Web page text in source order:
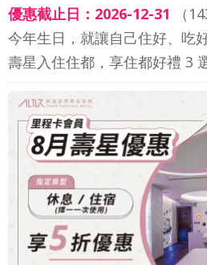
優惠截止日：2026-12-31 （
今年生日，就讓自己住好、吃
壽星入住住都，享住都好禮 3